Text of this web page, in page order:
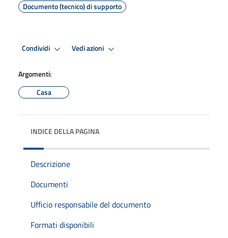
Documento (tecnico) di supporto
Condividi Vedi azioni
Argomenti:
Casa
INDICE DELLA PAGINA
Descrizione
Documenti
Ufficio responsabile del documento
Formati disponibili